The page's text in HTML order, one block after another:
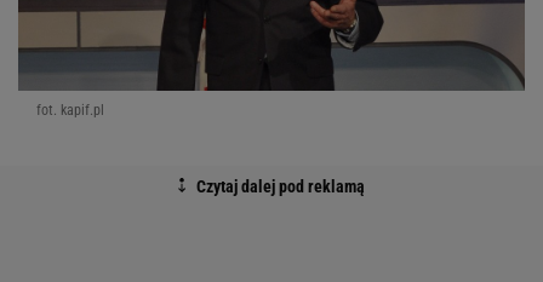
fot. kapif.pl